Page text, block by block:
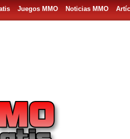
Juegos MMO Noticias MMO